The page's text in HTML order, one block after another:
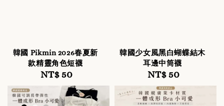
韓國 Pikmin 2026春夏新
款精靈角色短襪
Regular
price
NT$ 50
韓國少女風黑白蝴蝶結木
耳邊中筒襪
Regular
price
NT$ 50